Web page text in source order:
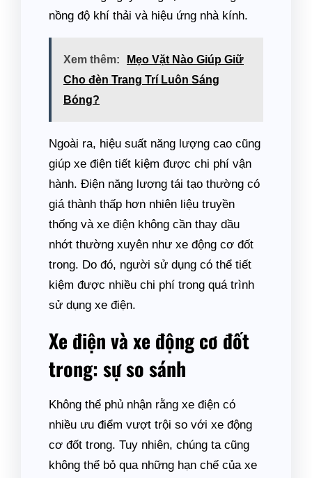
nồng độ khí thải và hiệu ứng nhà kính.
Xem thêm:
Mẹo Vặt Nào Giúp Giữ
Cho đèn Trang Trí Luôn Sáng
Bóng?
Ngoài ra, hiệu suất năng lượng cao cũng
giúp xe điện tiết kiệm được chi phí vận
hành. Điện năng lượng tái tạo thường có
giá thành thấp hơn nhiên liệu truyền
thống và xe điện không cần thay dầu
nhớt thường xuyên như xe động cơ đốt
trong. Do đó, người sử dụng có thể tiết
kiệm được nhiều chi phí trong quá trình
sử dụng xe điện.
Xe điện và xe động cơ đốt
trong: sự so sánh
Không thể phủ nhận rằng xe điện có
nhiều ưu điểm vượt trội so với xe động
cơ đốt trong. Tuy nhiên, chúng ta cũng
không thể bỏ qua những hạn chế của xe